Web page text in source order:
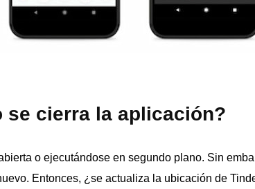
se cierra la aplicación?
o ejecutándose en segundo plano. Sin
Entonces, ¿se actualiza la ubicación de